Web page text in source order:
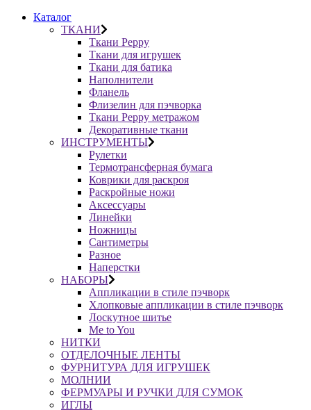
Каталог
ТКАНИ
Ткани Peppy
Ткани для игрушек
Ткани для батика
Наполнители
Фланель
Флизелин для пэчворка
Ткани Peppy метражом
Декоративные ткани
ИНСТРУМЕНТЫ
Рулетки
Термотрансферная бумага
Коврики для раскроя
Раскройные ножи
Аксессуары
Линейки
Ножницы
Сантиметры
Разное
Наперстки
НАБОРЫ
Аппликации в стиле пэчворк
Хлопковые аппликации в стиле пэчворк
Лоскутное шитье
Me to You
НИТКИ
ОТДЕЛОЧНЫЕ ЛЕНТЫ
ФУРНИТУРА ДЛЯ ИГРУШЕК
МОЛНИИ
ФЕРМУАРЫ И РУЧКИ ДЛЯ СУМОК
ИГЛЫ